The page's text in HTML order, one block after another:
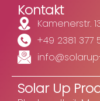
Kontakt
Kamenerstr.
+49 2381 377
Solar Up